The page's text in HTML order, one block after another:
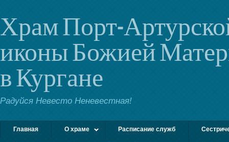
Храм Порт-
иконы Божией
в Кургане
Радуйся Невесто Неневестная!
Главная О храме Расписание служб